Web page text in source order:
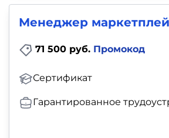
Менеджер
71 500 руб. Промокод
Сертификат
Гарантированное